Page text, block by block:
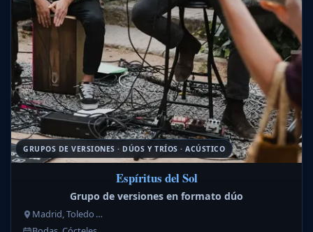
GRUPOS DE VERSIONES · DÚOS Y TRÍOS · ACÚSTICO
Espíritus del Sol
Grupo de versiones en formato dúo
Madrid, Toledo …